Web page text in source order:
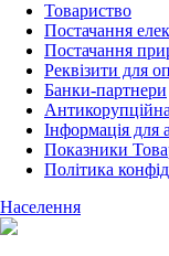
Товариство
Постачання
Постачання
Реквізити для
Банки-партнери
Інформація для
Показники
Політика
Населення